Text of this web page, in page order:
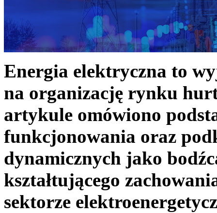
Energia elektryczna to
na organizację rynku
artykule omówiono
funkcjonowania oraz
dynamicznych jako
kształtującego
sektorze